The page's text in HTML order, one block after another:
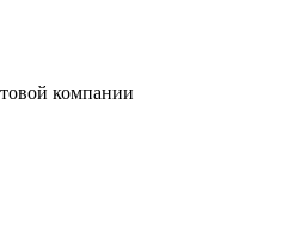
компании